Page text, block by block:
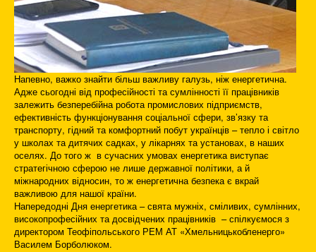
Напевно, важко знайти більш важливу галузь, ніж енергетична.
Адже сьогодні від професійності та сумлінності її працівників
залежить безперебійна робота промислових підприємств,
ефективність функціонування соціальної сфери, зв’язку та
транспорту, гідний та комфортний побут українців – тепло і світло
у школах та дитячих садках, у лікарнях та установах, в наших
оселях. До того ж в сучасних умовах енергетика виступає
стратегічною сферою не лише державної політики, а й
міжнародних відносин, то ж енергетична безпека є вкрай
важливою для нашої країни.
Напередодні Дня енергетика – свята мужніх, сміливих, сумлінних,
високопрофесійних та досвідчених працівників – спілкуємося з
директором Теофіпольського РЕМ АТ «Хмельницькобленерго»
Василем Борболюком.